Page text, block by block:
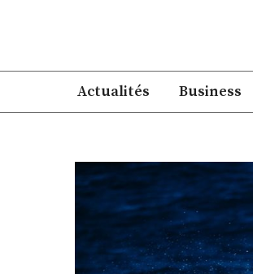
Actualités Business